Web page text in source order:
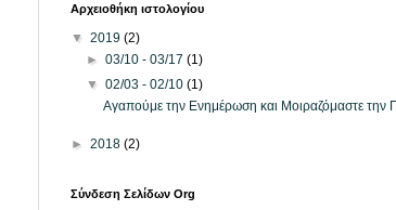
Αρχειοθήκη ιστολογίου
▼ 2019 (2)
►03/10 - 03/17(1)
▼02/03 - 02/10(1)
Αγαπούμε την Ενημέρωση και Μοιραζόμαστε την
► 2018 (2)
Σύνδεση Σελίδων Org